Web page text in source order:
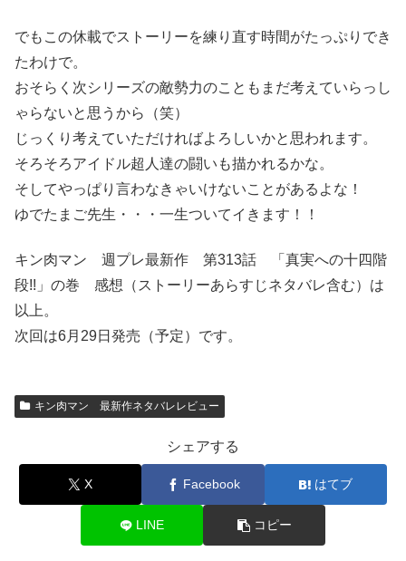
でもこの休載でストーリーを練り直す時間がたっぷりでき
たわけで。
おそらく次シリーズの敵勢力のこともまだ考えていらっし
ゃらないと思うから（笑）
じっくり考えていただければよろしいかと思われます。
そろそろアイドル超人達の闘いも描かれるかな。
そしてやっぱり言わなきゃいけないことがあるよな！
ゆでたまご先生・・・一生ついてイきます！！
キン肉マン 週プレ最新作 第313話 「真実への十四階
段!!」の巻 感想（ストーリーあらすじネタバレ含む）は
以上。
次回は6月29日発売（予定）です。
キン肉マン 最新作ネタバレレビュー
シェアする
X Facebook はてブ
LINE コピー